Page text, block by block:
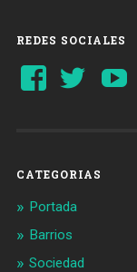
REDES SOCIALES
Ver
perfil
Ver
perfil
CATEGORIAS
Portada
Barrios
Sociedad